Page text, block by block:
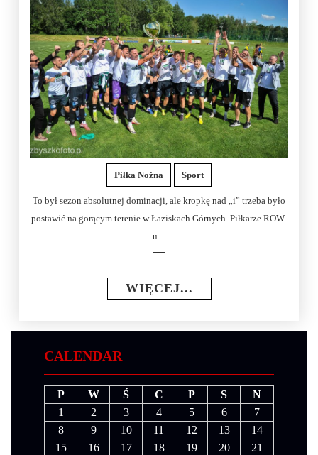
Piłka Nożna Sport
To był sezon absolutnej dominacji, ale kropkę nad „i” trzeba było
postawić na gorącym terenie w Łaziskach Górnych. Piłkarze ROW-
u ...
WIĘCEJ...
CALENDAR
P W Ś C P S
N
1
2 3 4 5 6
7
8
9 10 11 12 13
14
15
16 17 18 19 20
21